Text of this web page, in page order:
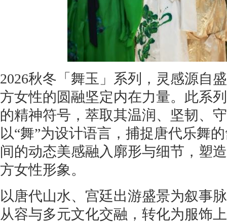
2026秋冬「舞玉」系列，灵感源自
方女性的圆融坚定内在力量。此系
的精神符号，萃取其温润、坚韧、
以“舞”为设计语言，捕捉唐代乐舞
间的动态美感融入廓形与细节，塑
方女性形象。
以唐代山水、宫廷出游盛景为叙事
从容与多元文化交融，转化为服饰